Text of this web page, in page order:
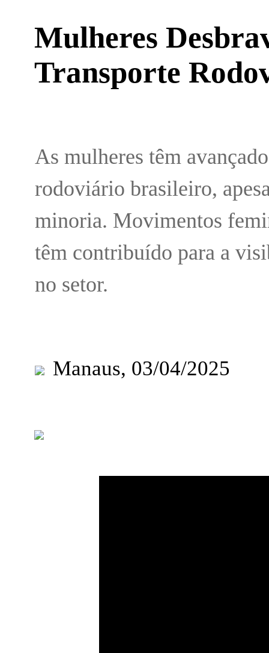
Mulheres
Transporte
As mulheres têm
rodoviário brasileiro,
minoria. Movimentos
têm contribuído para a
no setor.
Manaus, 03/04/2025